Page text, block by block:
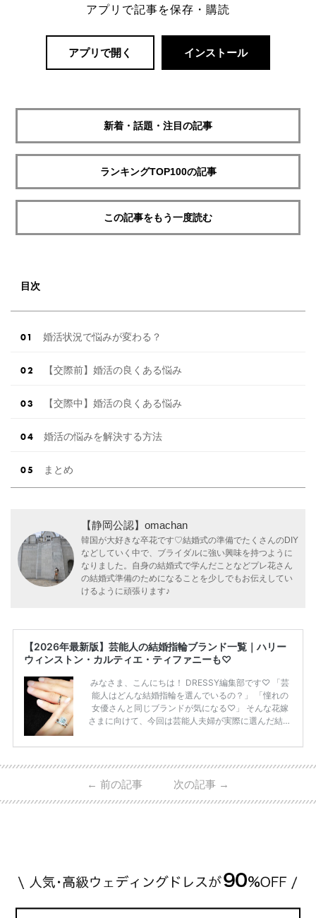
アプリで記事を保存・購読
アプリで開く インストール
新着・話題・注目の記事
ランキングTOP100の記事
この記事をもう一度読む
目次
婚活状況で悩みが変わる？
【交際前】婚活の良くある悩み
【交際中】婚活の良くある悩み
婚活の悩みを解決する方法
まとめ
【静岡公認】omachan
韓国が大好きな卒花です♡結婚式の準備でたくさんのDIY
などしていく中で、ブライダルに強い興味を持つように
なりました。自身の結婚式で学んだことなどプレ花さん
の結婚式準備のためになることを少しでもお伝えしてい
けるように頑張ります♪
【2026年最新版】芸能人の結婚指輪ブランド一覧｜ハリー
ウィンストン・カルティエ・ティファニーも♡
みなさま、こんにちは！ DRESSY編集部です♡ 「芸
能人はどんな結婚指輪を選んでいるの？」 「憧れの
女優さんと同じブランドが気になる♡」 そんな花嫁
さまに向けて、今回は芸能人夫婦が実際に選んだ結婚
ーウィンストンやカルティエ、ティファニーなど世界
日本で人気のブランドまで幅広くご紹介。 さらに、
・愛用している芸能人夫婦 ・リングの特徴や魅力 ・
← 前の記事 次の記事 →